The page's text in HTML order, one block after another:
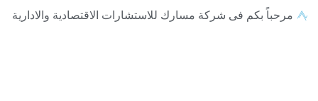
مرحباً بكم فى شركة مسارك للاستشارات الاقتصادية والادارية